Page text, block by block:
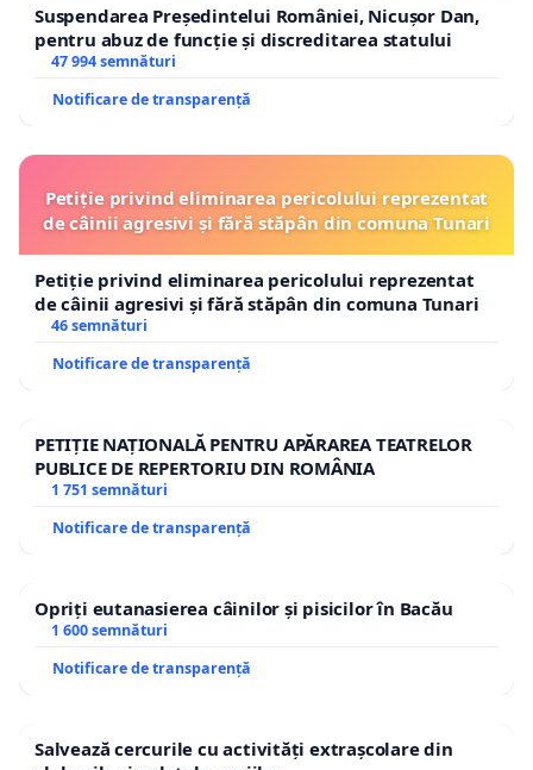
Suspendarea Președintelui României, Nicușor Dan,
pentru abuz de funcție și discreditarea statului
47 994 semnături
Notificare de transparență
Petiție privind eliminarea pericolului reprezentat
de câinii agresivi și fără stăpân din comuna Tunari
Petiție privind eliminarea pericolului reprezentat
de câinii agresivi și fără stăpân din comuna Tunari
46 semnături
Notificare de transparență
PETIȚIE NAȚIONALĂ PENTRU APĂRAREA TEATRELOR
PUBLICE DE REPERTORIU DIN ROMÂNIA
1 751 semnături
Notificare de transparență
Opriți eutanasierea câinilor și pisicilor în Bacău
1 600 semnături
Notificare de transparență
Salvează cercurile cu activități extrașcolare din